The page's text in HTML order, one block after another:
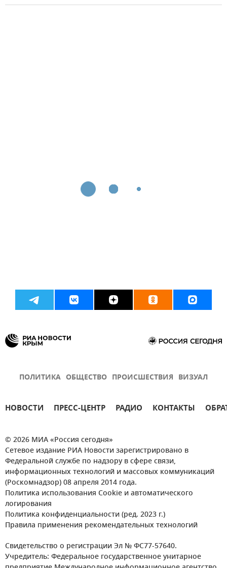
ПОЛИТИКА ОБЩЕСТВО ПРОИСШЕСТВИЯ ВИЗУАЛ
НОВОСТИ ПРЕСС-ЦЕНТР РАДИО КОНТАКТЫ
© 2026 МИА «Россия сегодня»
Сетевое издание РИА Новости зарегистрировано в
Федеральной службе по надзору в сфере связи,
информационных технологий и массовых коммуникаций
(Роскомнадзор) 08 апреля 2014 года.
Политика использования Cookie и автоматического
логирования
Политика конфиденциальности (ред. 2023 г.)
Правила применения рекомендательных технологий
Свидетельство о регистрации Эл № ФС77-57640.
Учредитель: Федеральное государственное унитарное